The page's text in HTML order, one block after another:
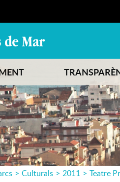
> Culturals > 2011 > Teatre